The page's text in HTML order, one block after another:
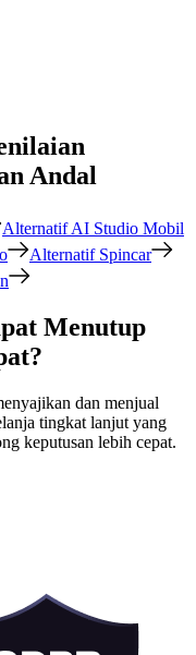
Andal
Alternatif AI Studio Mobil
Alternatif Spincar
Menutup
dan menjual
tingkat lanjut yang
keputusan lebih cepat.